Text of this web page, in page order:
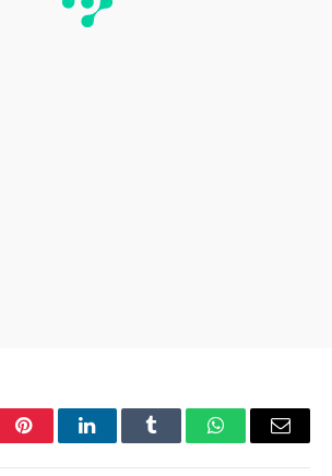
PinterestLinkedInTumblr WhatsAppEmail